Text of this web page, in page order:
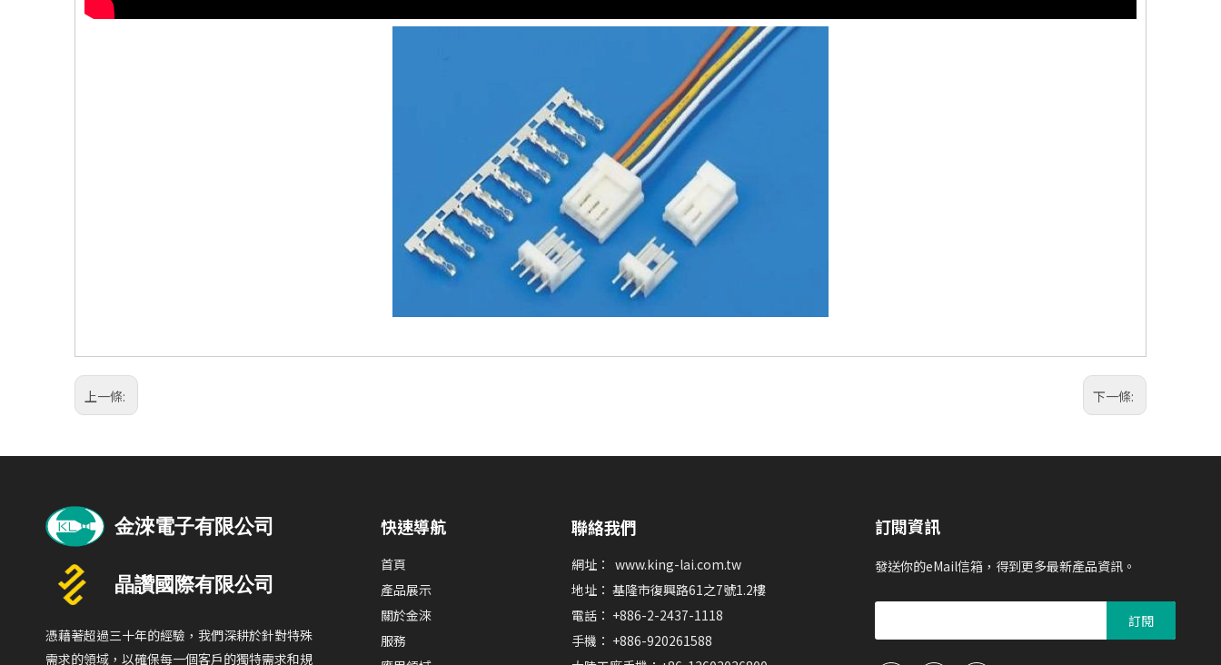
上一條: 下一條:
憑藉著超過三十年的經驗，我們深耕於針對特殊
需求的領域，以確保每一個客戶的獨特需求和規
快速導航
首頁
產品展示
關於金淶
服務
聯絡我們
網址：www.king-lai.com.tw
地址： 基隆市復興路61之7號1.2樓
電話： +886-2-2437-1118
手機： +886-920261588
訂閱資訊
發送你的eMail信箱，得到更多最新產品資訊。
訂閱